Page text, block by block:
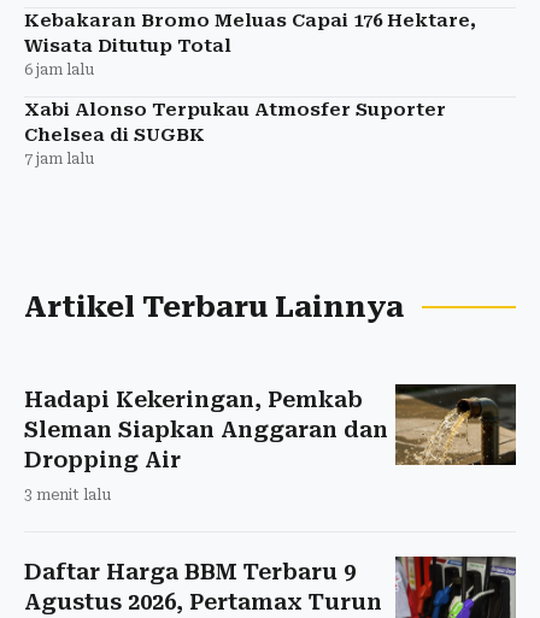
Kebakaran Bromo Meluas Capai 176 Hektare,
Wisata Ditutup Total
6 jam lalu
Xabi Alonso Terpukau Atmosfer Suporter
Chelsea di SUGBK
7 jam lalu
Artikel Terbaru Lainnya
Hadapi Kekeringan, Pemkab
Sleman Siapkan Anggaran dan
Dropping Air
3 menit lalu
Daftar Harga BBM Terbaru 9
Agustus 2026, Pertamax Turun